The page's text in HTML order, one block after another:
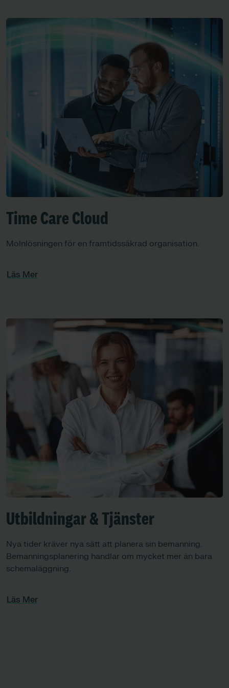
Time Care Cloud
Molnlösningen för en framtidssäkrad organisation.
Läs Mer
Utbildningar & Tjänster
Nya tider kräver nya sätt att planera sin bemanning.
Bemanningsplanering handlar om mycket mer än bara
schemaläggning.
Läs Mer